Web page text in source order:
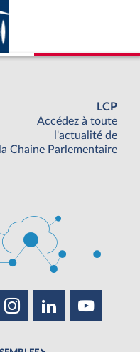
LCP
Accédez à toute
l'actualité de
la Chaine Parlementaire